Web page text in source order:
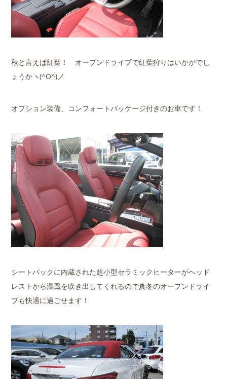
秋と言えば紅葉！ オープンドライブで紅葉狩りはいかがでし
ょうかヽ(^O^)ノ
オプション装備、コンフォートパッケージ付きのお車です！
シートバックに内蔵された超小型セラミックヒーターがヘッド
レストから温風を吹き出してくれるので真冬のオープンドライ
ブも快適に過ごせます！